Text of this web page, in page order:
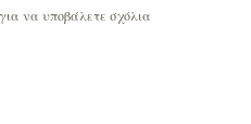
για να υποβάλετε σχόλια